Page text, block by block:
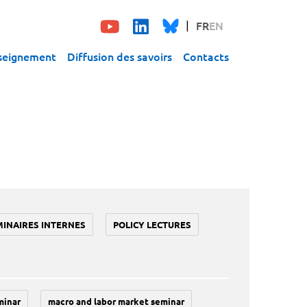
FREN
Diffusion des savoirs Contacts
INTERNES POLICY LECTURES
macro and labor market seminar